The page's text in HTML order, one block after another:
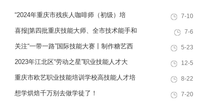
十余载，致力于培养兼具社会责任
感与创新思维的复合型行业高技能
人才，是集技能培训、证书认定、
“2024年重庆市残疾人咖啡师（初级）培
训”职业技能提升计划活动
7-10
喜报|第四批重庆技能大师、全市技术能手和
巴渝青年技能之星名单出炉，重庆欧艺职业
技能培训学校技能人才榜上有名！
7-6
关注“一带一路”国际技能大赛丨制作糖艺西
点，看手艺更考验审美
5-23
2023年江北区“劳动之星”职业技能人才大
赛，我校选手荣获互联网营销师第一名
12-5
重庆市欧艺职业技能培训学校高技能人才培
训基地建设专家指导会会议简报
8-22
想学烘焙千万别去做学徒了！ 7-20